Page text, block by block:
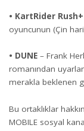
• KartRider Rush+
oyuncunun (Çin
• DUNE – Frank
romanından
merakla beklenen
Bu ortaklıklar
MOBILE sosyal